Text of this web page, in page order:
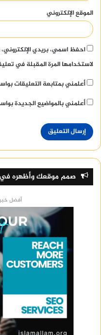
الموقع الإلكتروني
احفظ اسمي، بريدي
لاستخدامها المرة المقبلة في
أعلمني بمتابعة التعليقات
أعلمني بالمواضيع الجديدة
صمم موقعك وأظهره
أفضل